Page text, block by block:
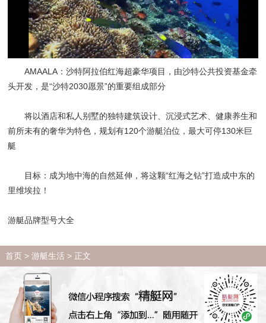
AMAALA：沙特阿拉伯红海超豪华项目，由沙特公共投资基金牵
头开发，是“沙特2030愿景”的重要组成部分
将以酒店和私人别墅的独特建筑设计、沉浸式艺术、健康养生和
前所未有的奢华为特色，规划有120个游艇泊位，最大可停130米巨
艇
目标：成为地中海的自然延伸，将这颗“红海之钻”打造成中东的
里维埃拉！
游艇品牌型号大全
首页> 游艇生活> 正文